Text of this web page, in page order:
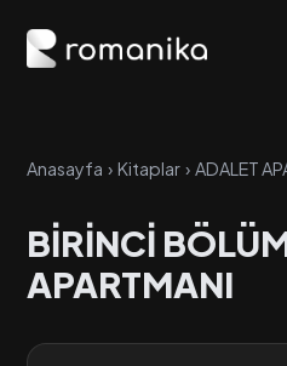
Anasayfa › Kitaplar › ADALET
BİRİNCİ
APARTMANI